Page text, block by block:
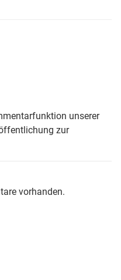
unserer
zur
vorhanden.